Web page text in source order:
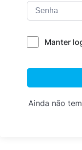
Manter
Ainda não